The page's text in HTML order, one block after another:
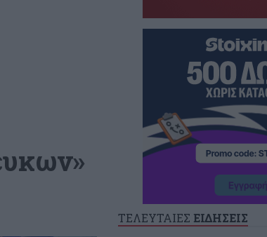
ΤΕΛΕΥΤΑΙΕΣ ΕΙΔΗΣΕΙΣ